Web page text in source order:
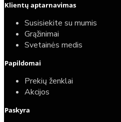
Klientų aptarnavimas
Susisiekite su mumis
Grąžinimai
Svetainės medis
Papildomai
Prekių ženklai
Akcijos
Paskyra